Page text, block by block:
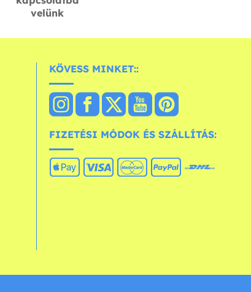
velünk
KÖVESS MINKET::
FIZETÉSI MÓDOK ÉS SZÁLLÍTÁS: